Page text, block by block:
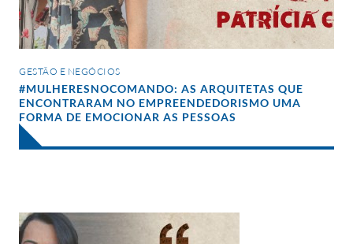
GESTÃO E NEGÓCIOS
#MULHERESNOCOMANDO: AS ARQUITETAS QUE
ENCONTRARAM NO EMPREENDEDORISMO UMA
FORMA DE EMOCIONAR AS PESSOAS